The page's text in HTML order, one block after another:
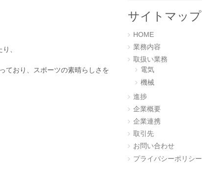
、
ており、スポーツの素晴らしさを
サイトマップ
HOME
業務内容
取扱い業務
電気
機械
進捗
企業概要
企業連携
取引先
お問い合わせ
プライバシーポリシー